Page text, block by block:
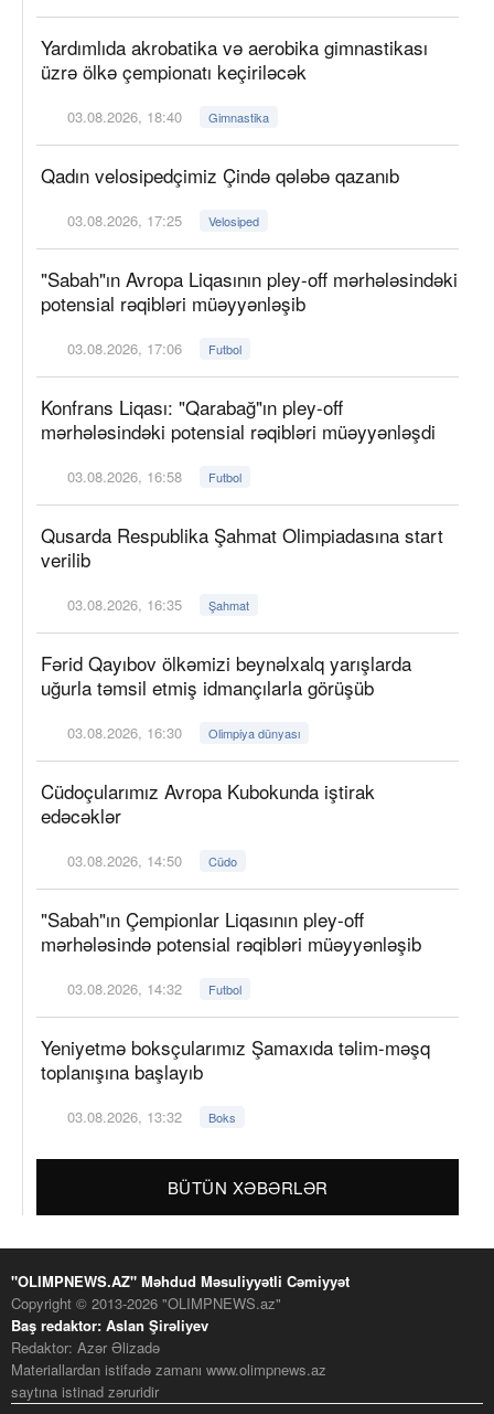
Yardımlıda akrobatika və aerobika gimnastikası
üzrə ölkə çempionatı keçiriləcək
03.08.2026, 18:40 Gimnastika
Qadın velosipedçimiz Çində qələbə qazanıb
03.08.2026, 17:25 Velosiped
"Sabah"ın Avropa Liqasının pley-off mərhələsindəki
potensial rəqibləri müəyyənləşib
03.08.2026, 17:06 Futbol
Konfrans Liqası: "Qarabağ"ın pley-off
mərhələsindəki potensial rəqibləri müəyyənləşdi
03.08.2026, 16:58 Futbol
Qusarda Respublika Şahmat Olimpiadasına start
verilib
03.08.2026, 16:35 Şahmat
Fərid Qayıbov ölkəmizi beynəlxalq yarışlarda
uğurla təmsil etmiş idmançılarla görüşüb
03.08.2026, 16:30 Olimpiya dünyası
Cüdoçularımız Avropa Kubokunda iştirak
edəcəklər
03.08.2026, 14:50 Cüdo
"Sabah"ın Çempionlar Liqasının pley-off
mərhələsində potensial rəqibləri müəyyənləşib
03.08.2026, 14:32 Futbol
Yeniyetmə boksçularımız Şamaxıda təlim-məşq
toplanışına başlayıb
03.08.2026, 13:32 Boks
BÜTÜN XƏBƏRLƏR
"OLIMPNEWS.AZ" Məhdud Məsuliyyətli Cəmiyyət
Copyright © 2013-2026 "OLIMPNEWS.az"
Baş redaktor: Aslan Şirəliyev
Redaktor: Azər Əlizadə
Materiallardan istifadə zamanı www.olimpnews.az
saytına istinad zəruridir